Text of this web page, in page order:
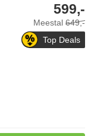
Meestal 649,-
599,-
Top Deals